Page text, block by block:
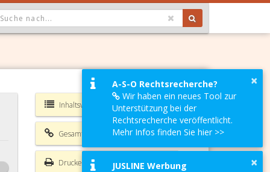
GEWÄHLTER WERT IST ALLE
Inhaltsverzeichnis StIAG
Gesamte Rechtsvorschrift
Drucken
×
A-S-O Rechtsrecherche?
Wir haben ein neues Tool zur
Unterstützung bei der
Rechtsrecherche veröffentlicht.
Mehr Infos finden Sie hier >>
×
JUSLINE Werbung